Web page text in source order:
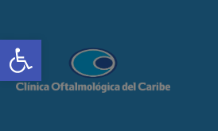
Abrir barra de herramientas